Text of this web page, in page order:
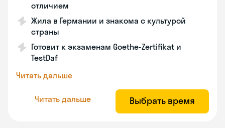
отличием
Жила в Германии и знакома с культурой
страны
Готовит к экзаменам Goethe-Zertifikat и
TestDaf
Читать дальше
Читать дальше Выбрать время